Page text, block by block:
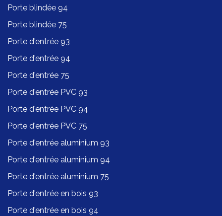
Porte blindée 94
Porte blindée 75
Porte d'entrée 93
Porte d'entrée 94
Porte d'entrée 75
Porte d'entrée PVC 93
Porte d'entrée PVC 94
Porte d'entrée PVC 75
Porte d'entrée aluminium 93
Porte d'entrée aluminium 94
Porte d'entrée aluminium 75
Porte d'entrée en bois 93
Porte d'entrée en bois 94